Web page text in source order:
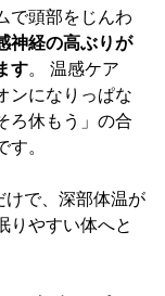
で頭部をじんわ
神経の高ぶりが
す。 温感ケア
ンになりっぱな
ろ休もう」の合
。
けで、深部体温が
りやすい体へと